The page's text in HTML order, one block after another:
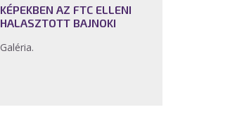
KÉPEKBEN AZ FTC ELLENI
HALASZTOTT BAJNOKI
Galéria.